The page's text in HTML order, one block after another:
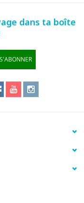
dans ta boîte
S'ABONNER